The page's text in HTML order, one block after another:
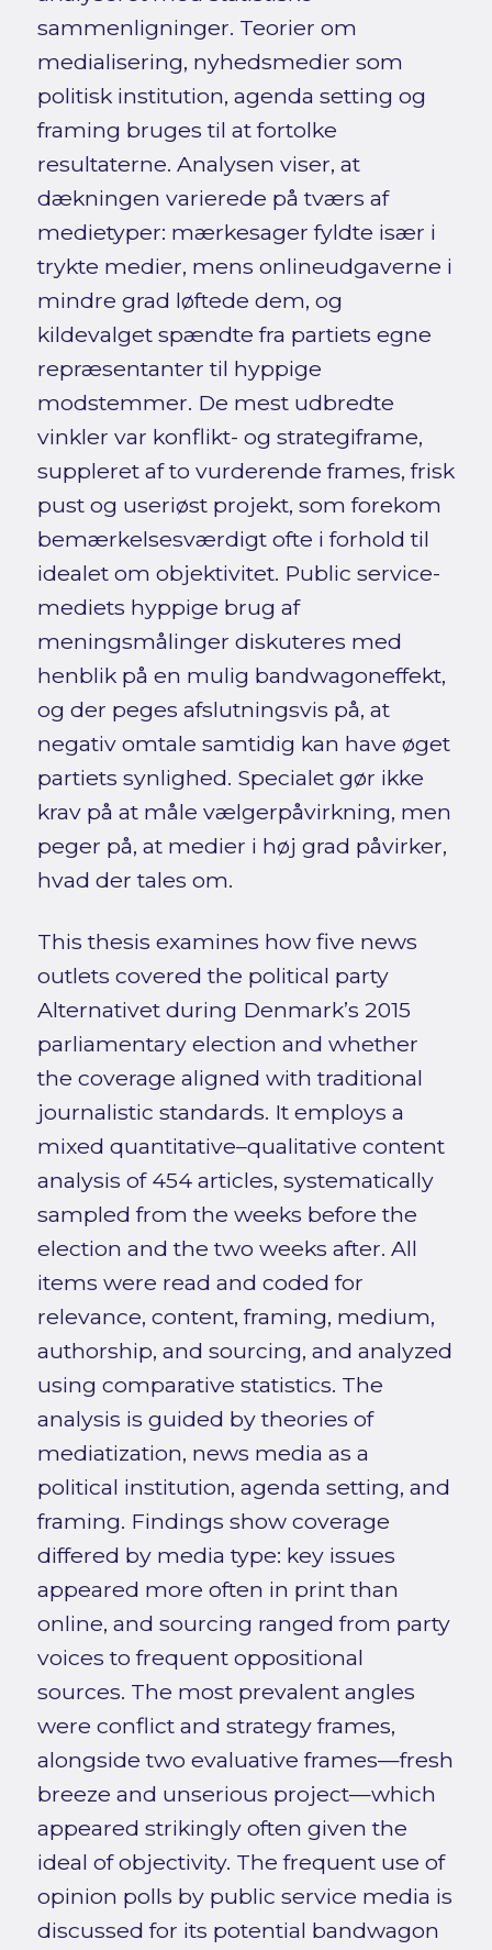
sammenligninger. Teorier om
medialisering, nyhedsmedier som
politisk institution, agenda setting og
framing bruges til at fortolke
resultaterne. Analysen viser, at
dækningen varierede på tværs af
medietyper: mærkesager fyldte især i
trykte medier, mens onlineudgaverne i
mindre grad løftede dem, og
kildevalget spændte fra partiets egne
repræsentanter til hyppige
modstemmer. De mest udbredte
vinkler var konflikt- og strategiframe,
suppleret af to vurderende frames, frisk
pust og useriøst projekt, som forekom
bemærkelsesværdigt ofte i forhold til
idealet om objektivitet. Public service-
mediets hyppige brug af
meningsmålinger diskuteres med
henblik på en mulig bandwagoneffekt,
og der peges afslutningsvis på, at
negativ omtale samtidig kan have øget
partiets synlighed. Specialet gør ikke
krav på at måle vælgerpåvirkning, men
peger på, at medier i høj grad påvirker,
hvad der tales om.
This thesis examines how five news
outlets covered the political party
Alternativet during Denmark’s 2015
parliamentary election and whether
the coverage aligned with traditional
journalistic standards. It employs a
mixed quantitative–qualitative content
analysis of 454 articles, systematically
sampled from the weeks before the
election and the two weeks after. All
items were read and coded for
relevance, content, framing, medium,
authorship, and sourcing, and analyzed
using comparative statistics. The
analysis is guided by theories of
mediatization, news media as a
political institution, agenda setting, and
framing. Findings show coverage
differed by media type: key issues
appeared more often in print than
online, and sourcing ranged from party
voices to frequent oppositional
sources. The most prevalent angles
were conflict and strategy frames,
alongside two evaluative frames—fresh
breeze and unserious project—which
appeared strikingly often given the
ideal of objectivity. The frequent use of
opinion polls by public service media is
discussed for its potential bandwagon